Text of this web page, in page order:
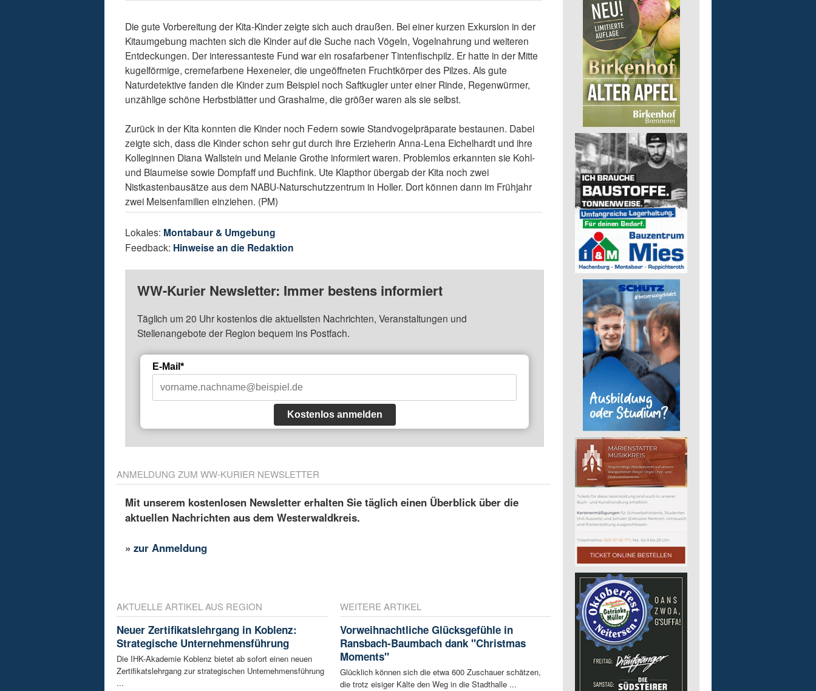
Die gute Vorbereitung der Kita-Kinder zeigte sich auch draußen. Bei einer kurzen Exkursion in der
Kitaumgebung machten sich die Kinder auf die Suche nach Vögeln, Vogelnahrung und weiteren
Entdeckungen. Der interessanteste Fund war ein rosafarbener Tintenfischpilz. Er hatte in der Mitte
kugelförmige, cremefarbene Hexeneier, die ungeöffneten Fruchtkörper des Pilzes. Als gute
Naturdetektive fanden die Kinder zum Beispiel noch Saftkugler unter einer Rinde, Regenwürmer,
unzählige schöne Herbstblätter und Grashalme, die größer waren als sie selbst.
Zurück in der Kita konnten die Kinder noch Federn sowie Standvogelpräparate bestaunen. Dabei
zeigte sich, dass die Kinder schon sehr gut durch ihre Erzieherin Anna-Lena Eichelhardt und ihre
Kolleginnen Diana Wallstein und Melanie Grothe informiert waren. Problemlos erkannten sie Kohl-
und Blaumeise sowie Dompfaff und Buchfink. Ute Klapthor übergab der Kita noch zwei
Nistkastenbausätze aus dem NABU-Naturschutzzentrum in Holler. Dort können dann im Frühjahr
zwei Meisenfamilien einziehen. (PM)
Lokales: Montabaur & Umgebung
Feedback: Hinweise an die Redaktion
WW-Kurier Newsletter: Immer bestens informiert
Täglich um 20 Uhr kostenlos die aktuellsten Nachrichten, Veranstaltungen und
Stellenangebote der Region bequem ins Postfach.
E-Mail*
Kostenlos anmelden
ANMELDUNG ZUM WW-KURIER NEWSLETTER
Mit unserem kostenlosen Newsletter erhalten Sie täglich einen Überblick über die
aktuellen Nachrichten aus dem Westerwaldkreis.
»zur Anmeldung
AKTUELLE ARTIKEL AUS REGION
Neuer Zertifikatslehrgang in Koblenz:
Strategische Unternehmensführung
Die IHK-Akademie Koblenz bietet ab sofort einen neuen
Zertifikatslehrgang zur strategischen Unternehmensführung
...
WEITERE ARTIKEL
Vorweihnachtliche Glücksgefühle in
Ransbach-Baumbach dank "Christmas
Moments"
Glücklich können sich die etwa 600 Zuschauer schätzen,
die trotz eisiger Kälte den Weg in die Stadthalle ...